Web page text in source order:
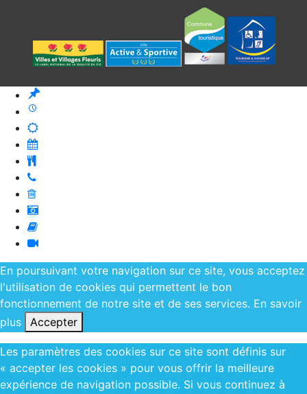
En poursuivant votre navigation sur ce site, vous acceptez
l'utilisation de cookies qui permettent le bon
fonctionnement de notre site et de ses services. En savoir
plus
Accepter
Les paramètres des cookies sur ce site sont définis sur
« accepter les cookies » pour vous offrir la meilleure
expérience de navigation possible. Si vous continuez à